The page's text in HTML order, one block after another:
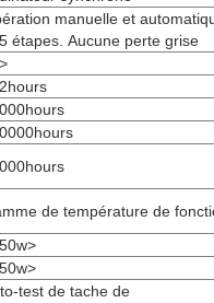
manuelle et
étapes. Aucune perte grise
de température de
test de tache de